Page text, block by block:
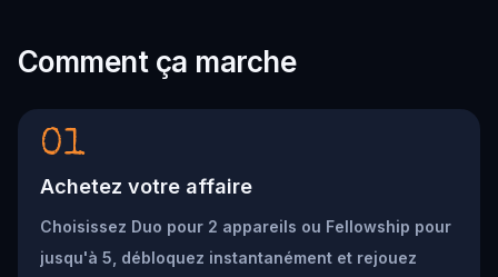
Comment ça marche
01
Achetez votre affaire
Choisissez Duo pour 2 appareils ou Fellowship pour
jusqu'à 5, débloquez instantanément et rejouez